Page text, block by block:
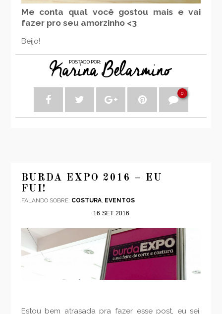
Me conta qual você gostou mais e vai
fazer pro seu amorzinho <3
Beijo!
0
BURDA EXPO 2016 – EU
FUI!
FALANDO SOBRE: COSTURA, EVENTOS
16 SET 2016
Estou bem atrasada pra fazer esse post, eu sei.